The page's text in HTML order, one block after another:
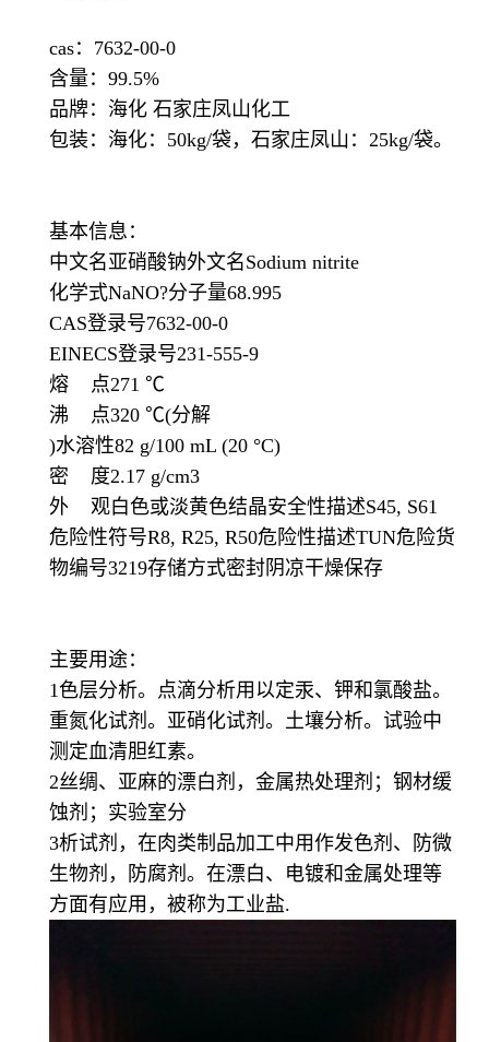
cas：7632-00-0
含量：99.5%
品牌：海化 石家庄凤山化工
包装：海化：50kg/袋，石家庄凤山：25kg/袋。
基本信息：
中文名亚硝酸钠外文名Sodium nitrite
化学式NaNO?分子量68.995
CAS登录号7632-00-0
EINECS登录号231-555-9
熔 点271 ℃
沸 点320 ℃(分解
)水溶性82 g/100 mL (20 °C)
密 度2.17 g/cm3
外 观白色或淡黄色结晶安全性描述S45, S61
危险性符号R8, R25, R50危险性描述TUN危险货
物编号3219存储方式密封阴凉干燥保存
主要用途：
1色层分析。点滴分析用以定汞、钾和氯酸盐。
重氮化试剂。亚硝化试剂。土壤分析。试验中
测定血清胆红素。
2丝绸、亚麻的漂白剂，金属热处理剂；钢材缓
蚀剂；实验室分
3析试剂，在肉类制品加工中用作发色剂、防微
生物剂，防腐剂。在漂白、电镀和金属处理等
方面有应用，被称为工业盐.